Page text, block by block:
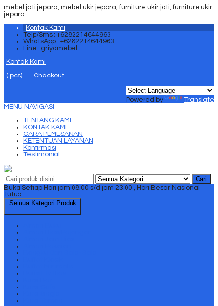
mebel jati jepara, mebel ukir jepara, furniture ukir jati, furniture ukir
jepara
Kontak Kami
Telp/Sms : +6282214644963
WhatsApp : +6282214644963
Line : griyamebel
Kontak Kami
( pcs) Checkout
Powered by
Translate
MENU NAVIGASI
TENTANG KAMI
KONTAK KAMI
CARA PEMESANAN
KETENTUAN LAYANAN
Konfirmasi
Testimonial
Cari
Buka Setiap Hari jam 08.00 s/d jam 23.00 , Hari Besar Nasional
Tutup
Semua Kategori Produk